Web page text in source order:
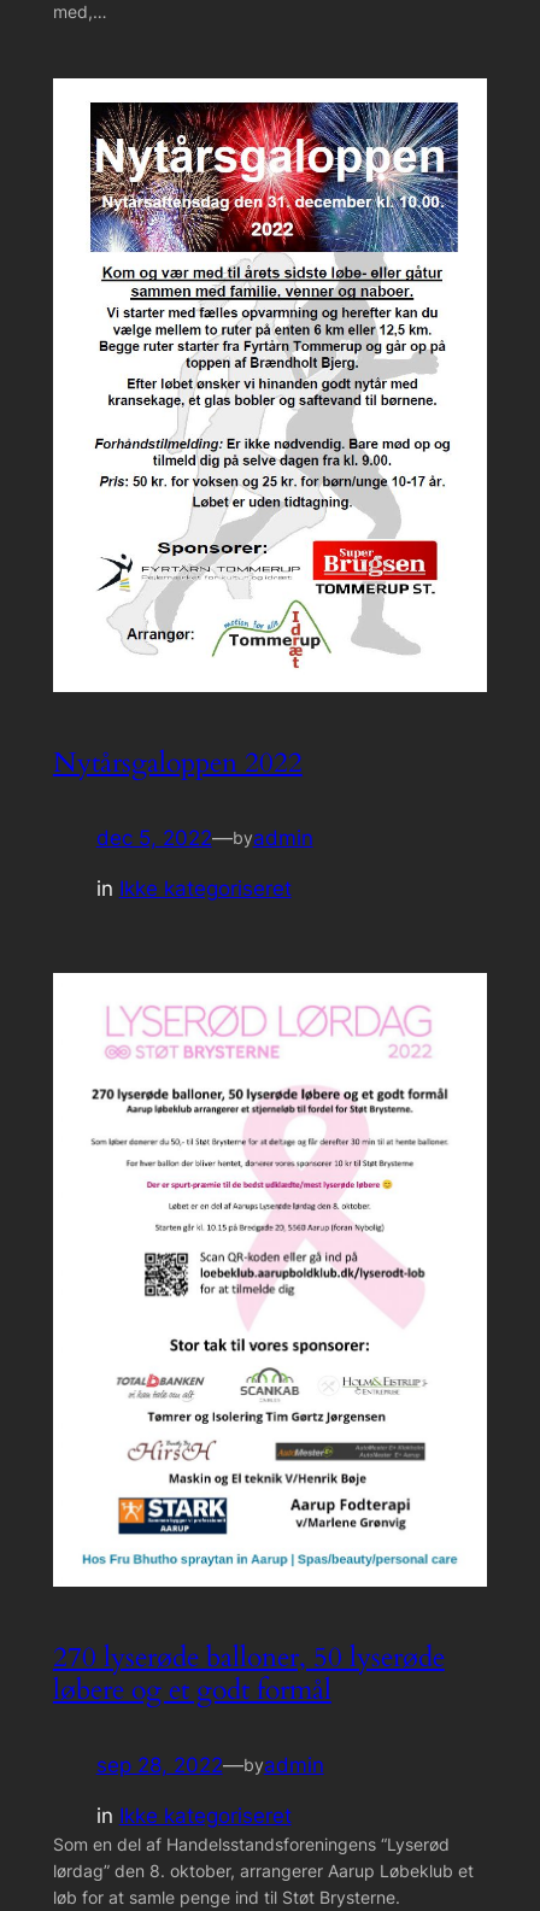
med,…
Nytårsgaloppen 2022
dec 5, 2022—byadmin
in Ikke kategoriseret
270 lyserøde balloner, 50 lyserøde
løbere og et godt formål
sep 28, 2022—byadmin
in Ikke kategoriseret
Som en del af Handelsstandsforeningens “Lyserød
lørdag” den 8. oktober, arrangerer Aarup Løbeklub et
løb for at samle penge ind til Støt Brysterne.